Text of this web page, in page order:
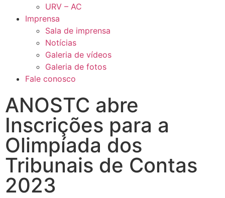
URV – AC
Imprensa
Sala de imprensa
Notícias
Galeria de vídeos
Galeria de fotos
Fale conosco
ANOSTC abre
Inscrições para a
Olimpíada dos
Tribunais de Contas
2023